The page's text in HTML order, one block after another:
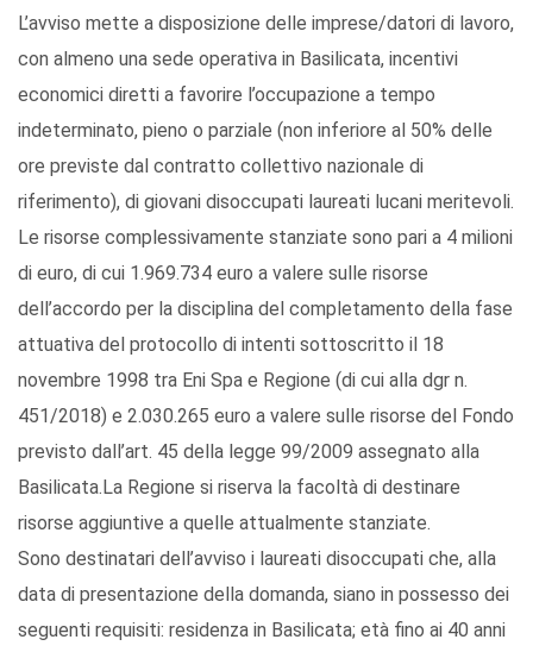
L’avviso mette a disposizione delle imprese/datori di lavoro,
con almeno una sede operativa in Basilicata, incentivi
economici diretti a favorire l’occupazione a tempo
indeterminato, pieno o parziale (non inferiore al 50% delle
ore previste dal contratto collettivo nazionale di
riferimento), di giovani disoccupati laureati lucani meritevoli.
Le risorse complessivamente stanziate sono pari a 4 milioni
di euro, di cui 1.969.734 euro a valere sulle risorse
dell’accordo per la disciplina del completamento della fase
attuativa del protocollo di intenti sottoscritto il 18
novembre 1998 tra Eni Spa e Regione (di cui alla dgr n.
451/2018) e 2.030.265 euro a valere sulle risorse del Fondo
previsto dall’art. 45 della legge 99/2009 assegnato alla
Basilicata.La Regione si riserva la facoltà di destinare
risorse aggiuntive a quelle attualmente stanziate.
Sono destinatari dell’avviso i laureati disoccupati che, alla
data di presentazione della domanda, siano in possesso dei
seguenti requisiti: residenza in Basilicata; età fino ai 40 anni